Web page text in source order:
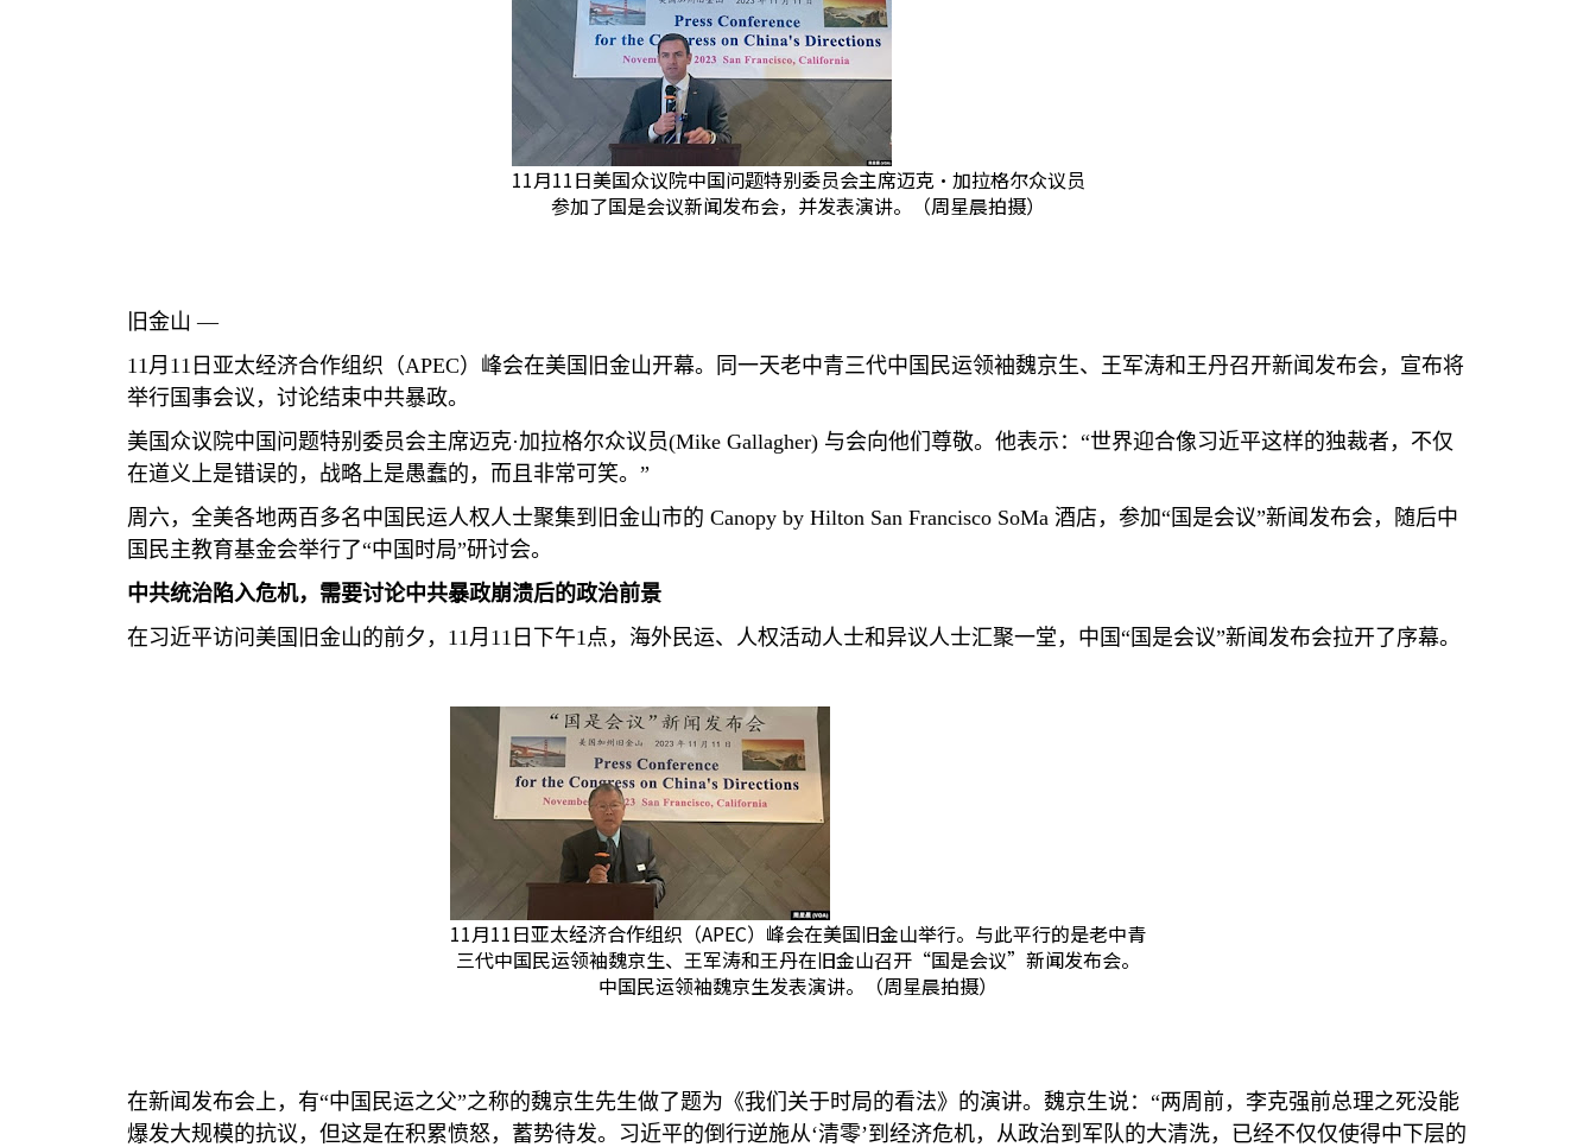
11月11日美国众议院中国问题特别委员会主席迈克·加拉格尔众议员
参加了国是会议新闻发布会，并发表演讲。（周星晨拍摄）
旧金山 —
11月 11 日亚太经济合作组织（APEC）峰会在美国旧金山开幕。同一天老中青三代中国民运领袖魏京生、王军涛和王丹召开新闻发布会，宣布将
举行国事会议，讨论结束中共暴政。
美国众议院中国问题特别委员会主席迈克·加拉格尔众议员(Mike Gallagher) 与会向他们尊敬。他表示：“世界迎合像习近平这样的独裁者，不仅
在道义上是错误的，战略上是愚蠢的，而且非常可笑。”
周六，全美各地两百多名中国民运人权人士聚集到旧金山市的 Canopy by Hilton San Francisco SoMa 酒店，参加“国是会议”新闻发布会，随后中
国民主教育基金会举行了“中国时局”研讨会。
中共统治陷入危机，需要讨论中共暴政崩溃后的政治前景
在习近平访问美国旧金山的前夕， 11月 11 日下午1点，海外民运、人权活动人士和异议人士汇聚一堂，中国“国是会议”新闻发布会拉开了序幕。
11月11日亚太经济合作组织（APEC）峰会在美国旧金山举行。与此平行的是老中青
三代中国民运领袖魏京生、王军涛和王丹在旧金山召开“国是会议”新闻发布会。
中国民运领袖魏京生发表演讲。（周星晨拍摄）
在新闻发布会上，有“中国民运之父”之称的魏京生先生做了题为《我们关于时局的看法》的演讲。魏京生说：“两周前，李克强前总理之死没能
爆发大规模的抗议，但这是在积累愤怒，蓄势待发。习近平的倒行逆施从‘清零’到经济危机，从政治到军队的大清洗，已经不仅仅使得中下层的